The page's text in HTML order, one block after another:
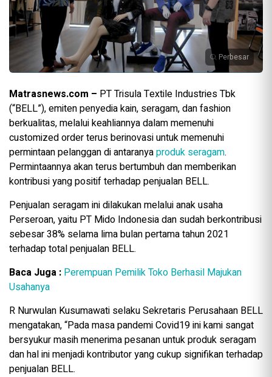
Perbesar
Matrasnews.com – PT Trisula Textile Industries Tbk
(“BELL”), emiten penyedia kain, seragam, dan fashion
berkualitas, melalui keahliannya dalam memenuhi
customized order terus berinovasi untuk memenuhi
permintaan pelanggan di antaranyaproduk seragam.
Permintaannya akan terus bertumbuh dan memberikan
kontribusi yang positif terhadap penjualan BELL.
Penjualan seragam ini dilakukan melalui anak usaha
Perseroan, yaitu PT Mido Indonesia dan sudah berkontribusi
sebesar 38% selama lima bulan pertama tahun 2021
terhadap total penjualan BELL.
Baca Juga : Perempuan Pemilik Toko Berhasil Majukan
Usahanya
R Nurwulan Kusumawati selaku Sekretaris Perusahaan BELL
mengatakan, “Pada masa pandemi Covid19 ini kami sangat
bersyukur masih menerima pesanan untuk produk seragam
dan hal ini menjadi kontributor yang cukup signifikan terhadap
penjualan BELL.